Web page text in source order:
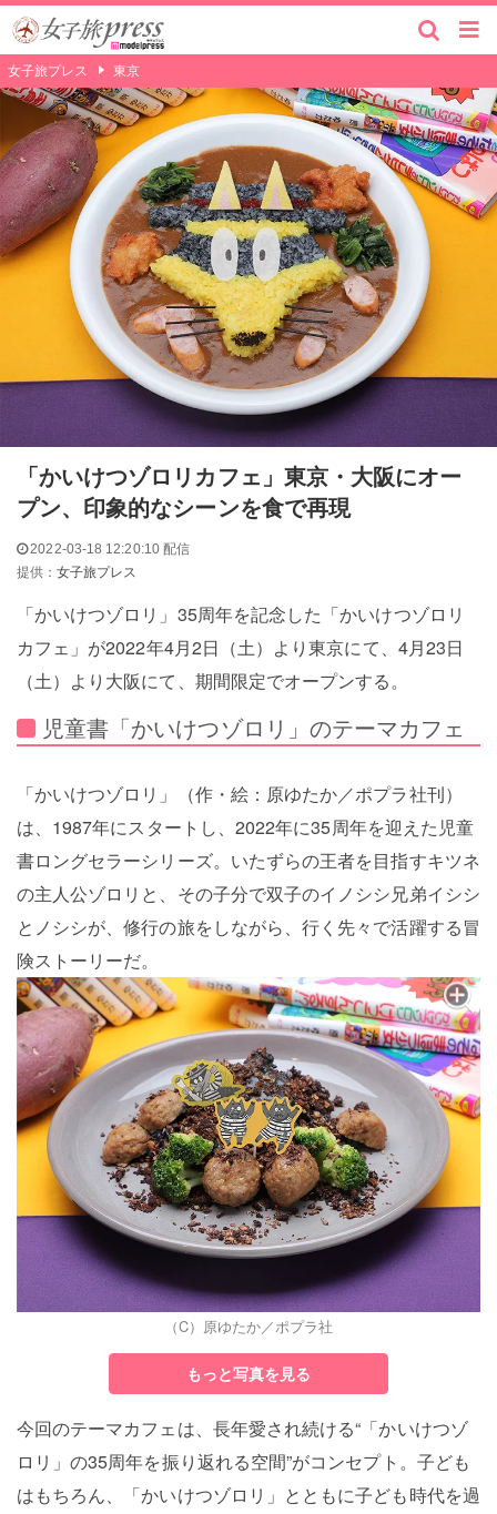
女子旅プレス 東京
「かいけつゾロリカフェ」東京・大阪にオー
プン、印象的なシーンを食で再現
2022-03-18 12:20:10 配信
提供：女子旅プレス
「かいけつゾロリ」35周年を記念した「かいけつゾロリ
カフェ」が2022年4月2日（土）より東京にて、4月23日
（土）より大阪にて、期間限定でオープンする。
児童書「かいけつゾロリ」のテーマカフェ
「かいけつゾロリ」（作・絵：原ゆたか／ポプラ社刊）
は、1987年にスタートし、2022年に35周年を迎えた児童
書ロングセラーシリーズ。いたずらの王者を目指すキツネ
の主人公ゾロリと、その子分で双子のイノシシ兄弟イシシ
とノシシが、修行の旅をしながら、行く先々で活躍する冒
険ストーリーだ。
（C）原ゆたか／ポプラ社
もっと写真を見る
今回のテーマカフェは、長年愛され続ける“「かいけつゾ
ロリ」の35周年を振り返れる空間”がコンセプト。子ども
はもちろん、「かいけつゾロリ」とともに子ども時代を過